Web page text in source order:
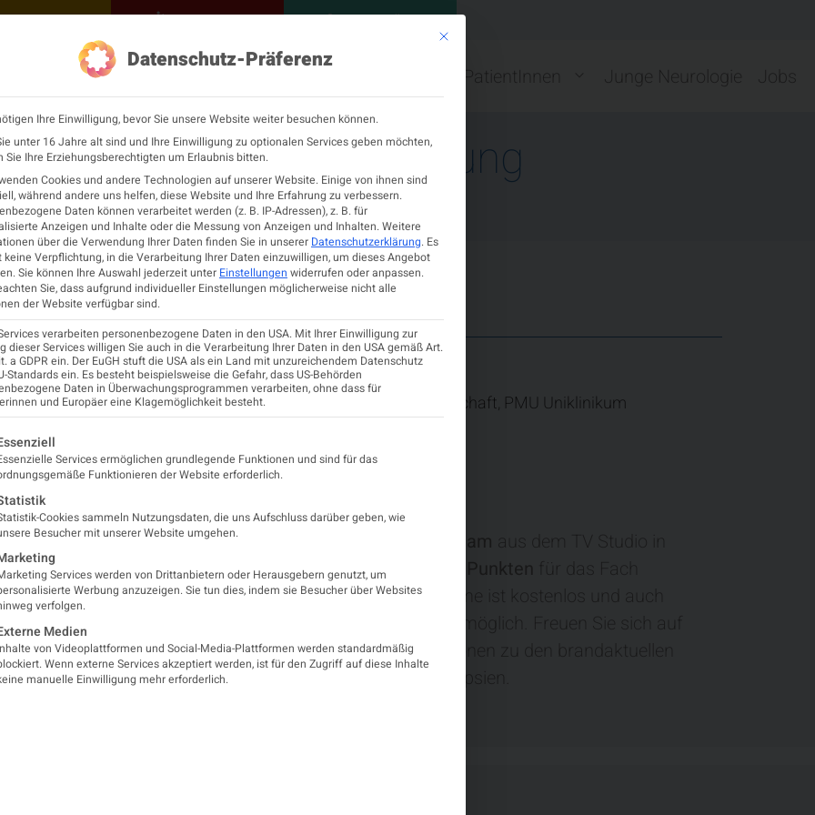
KONTAKT MEINE ÖGN
PatientInnen Junge Neurologie Jobs
Highlights Veranstaltung
VERANSTALTUNG
18:00Virtuelle
VeranstaltungAnmeldung
&
Programm
Veranstalter
EpiCARE, Karl Landsteiner Gesellschaft, PMU Uniklinikum
Salzburg
Die Veranstaltung wird als Livestream aus dem TV Studio in
Wien übertragen und ist mit
2 DFP Punkten für das Fach
Neurologie approbiert. Die Teilnahme ist kostenlos und auch
problemlos via Tablet oder Handy möglich. Freuen Sie sich auf
spannende Einblicke und Diskussionen zu den brandaktuellen
Entwicklungen im Bereich der Epilepsien.
Mit diesem Button wird der Dialog geschlossen. Seine Funktionalität ist
Datenschutz-Präferenz
Ihre Einwilligung, bevor Sie unsere Website weiter besuchen können.
unter 16 Jahre alt sind und Ihre Einwilligung zu optionalen Services geben möchten,
Sie Ihre Erziehungsberechtigten um Erlaubnis bitten.
Cookies und andere Technologien auf unserer Website. Einige von ihnen sind
während andere uns helfen, diese Website und Ihre Erfahrung zu verbessern.
Daten können verarbeitet werden (z. B. IP-Adressen), z. B. für
Anzeigen und Inhalte oder die Messung von Anzeigen und Inhalten.Weitere
über die Verwendung Ihrer Daten finden Sie in unserer Datenschutzerklärung. Es
keine Verpflichtung, in die Verarbeitung Ihrer Daten einzuwilligen, um dieses Angebot
Sie können Ihre Auswahl jederzeit unter Einstellungen widerrufen oder anpassen.
Sie, dass aufgrund individueller Einstellungen möglicherweise nicht alle
der Website verfügbar sind.
verarbeiten personenbezogene Daten in den USA. Mit Ihrer Einwilligung zur
dieser Services willigen Sie auch in die Verarbeitung Ihrer Daten in den USA gemäß Art.
a GDPR ein. Der EuGH stuft die USA als ein Land mit unzureichendem Datenschutz
Standards ein. Es besteht beispielsweise die Gefahr, dass US-Behörden
Daten in Überwachungsprogrammen verarbeiten, ohne dass für
und Europäer eine Klagemöglichkeit besteht.
eine Liste der Service-Gruppen, für die eine Einwilligung erteilt werden kann. Die erste Service-Gruppe ist essenziell und
Services ermöglichen grundlegende Funktionen und sind für das
Funktionieren der Website erforderlich.
Cookies sammeln Nutzungsdaten, die uns Aufschluss darüber geben, wie
Besucher mit unserer Website umgehen.
Services werden von Drittanbietern oder Herausgebern genutzt, um
Werbung anzuzeigen. Sie tun dies, indem sie Besucher über Websites
verfolgen.
Medien
von Videoplattformen und Social-Media-Plattformen werden standardmäßig
Wenn externe Services akzeptiert werden, ist für den Zugriff auf diese Inhalte
manuelle Einwilligung mehr erforderlich.